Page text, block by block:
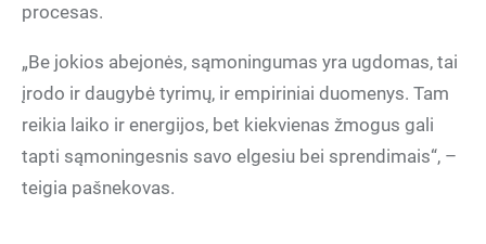
procesas.
„Be jokios abejonės, sąmoningumas yra ugdomas, tai
įrodo ir daugybė tyrimų, ir empiriniai duomenys. Tam
reikia laiko ir energijos, bet kiekvienas žmogus gali
tapti sąmoningesnis savo elgesiu bei sprendimais“, –
teigia pašnekovas.